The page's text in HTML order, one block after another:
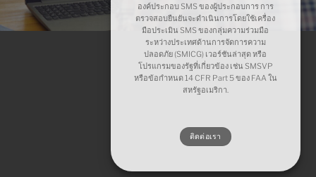
องค์ประกอบ SMS ของผู้ประกอบการ การ
ตรวจสอบยืนยันจะดำเนินการโดยใช้เครื่อง
มือประเมิน SMS ของกลุ่มความร่วมมือ
ระหว่างประเทศด้านการจัดการความ
ปลอดภัย (SMICG) เวอร์ชันล่าสุด หรือ
โปรแกรมของรัฐที่เกี่ยวข้อง เช่น SMSVP
หรือข้อกำหนด 14 CFR Part 5 ของ FAA ใน
สหรัฐอเมริกา.
ติดต่อเรา